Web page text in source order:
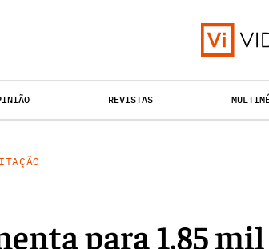
REVISTAS
para 1,85